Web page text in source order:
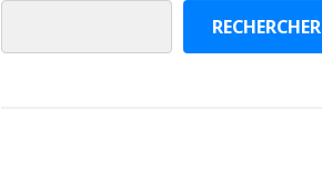
RECHERCHER